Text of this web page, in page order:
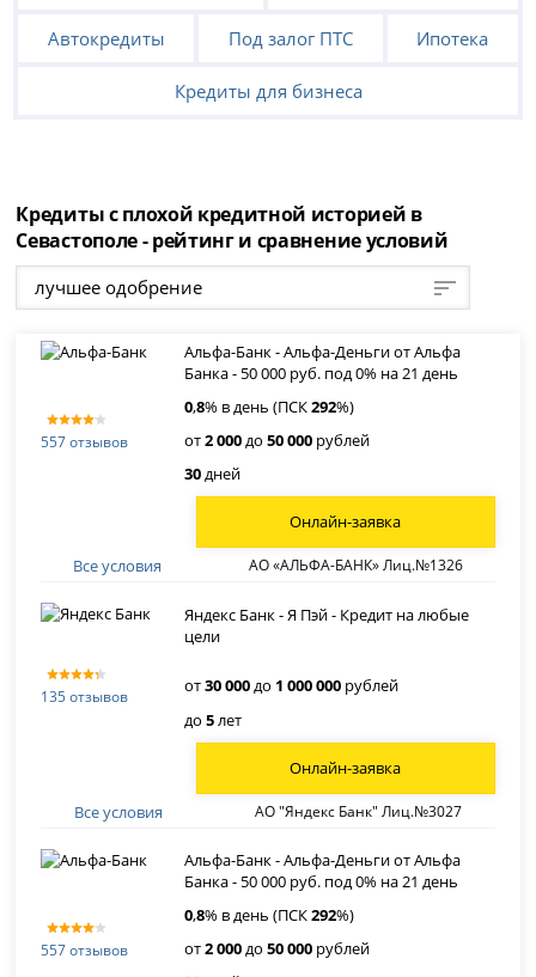
Автокредиты Под залог ПТС Ипотека
Кредиты для бизнеса
Кредиты с плохой кредитной историей в
Севастополе - рейтинг и сравнение условий
лучшее одобрение
557 отзывов
Альфа-Банк - Альфа-Деньги от Альфа
Банка - 50 000 руб. под 0% на 21 день
0,8% в день (ПСК292%)
от2 000до50 000 рублей
30дней
Все условия АО «АЛЬФА-БАНК» Лиц.№1326
Онлайн-заявка
135 отзывов
Яндекс Банк - Я Пэй - Кредит на любые
цели
от30 000до 1 000 000 рублей
до5 лет
Все условия АО "Яндекс Банк" Лиц.№3027
Онлайн-заявка
557 отзывов
Альфа-Банк - Альфа-Деньги от Альфа
Банка - 50 000 руб. под 0% на 21 день
0,8% в день (ПСК292%)
от2 000до50 000 рублей